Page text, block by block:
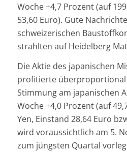
Woche +4,7 Prozent (auf
53,60 Euro). Gute
schweizerischen
strahlten auf Heidelberg
Die Aktie des japanischen
profitierte
Stimmung am japanischen
Woche +4,0 Prozent (auf
Yen, Einstand 28,64 Euro
wird voraussichtlich am 5.
zum jüngsten Quartal